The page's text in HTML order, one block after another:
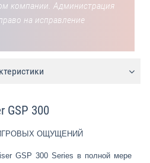
компании. Администрация
на исправление
GSP 300
ОЩУЩЕНИЙ
GSP 300 Series в полной мере